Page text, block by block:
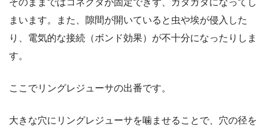
そのままではコネクタが固定できず、ガタガタになってし
まいます。また、隙間が開いていると虫や埃が侵入した
り、電気的な接続（ボンド効果）が不十分になったりしま
す。
ここでリングレジューサの出番です。
大きな穴にリングレジューサを噛ませることで、穴の径を